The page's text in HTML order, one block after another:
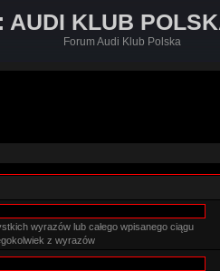
AUDI KLUB
Forum Audi Klub Polska
wyrazów lub całego wpisanego ciągu
z wyrazów